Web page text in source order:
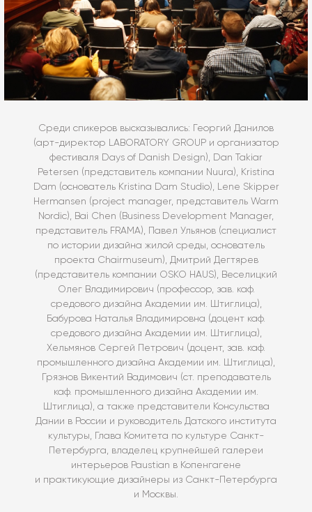
Среди спикеров высказывались: Георгий Данилов
(арт-директор LABORATORY GROUP и организатор
фестиваля Days of Danish Design), Dan Takiar
Petersen (представитель компании Nuura), Kristina
Dam (основатель Kristina Dam Studio), Lene Skipper
Hermansen (project manager, представитель Warm
Nordic), Bai Chen (Business Development Manager,
представитель FRAMA), Павел Ульянов (специалист
по истории дизайна жилой среды, основатель
проекта Chairmuseum), Дмитрий Дегтярев
(представитель компании OSKO HAUS), Веселицкий
Олег Владимирович (профессор, зав. каф.
средового дизайна Академии им. Штиглица),
Бабурова Наталья Владимировна (доцент каф.
средового дизайна Академии им. Штиглица),
Хельмянов Сергей Петрович (доцент, зав. каф.
промышленного дизайна Академии им. Штиглица),
Грязнов Викентий Вадимович (ст. преподаватель
каф. промышленного дизайна Академии им.
Штиглица), а также представители Консульства
Дании в России и руководитель Датского института
культуры, Глава Комитета по культуре Санкт-
Петербурга, владелец крупнейшей галереи
интерьеров Paustian в Копенгагене
и практикующие дизайнеры из Санкт-Петербурга
и Москвы.